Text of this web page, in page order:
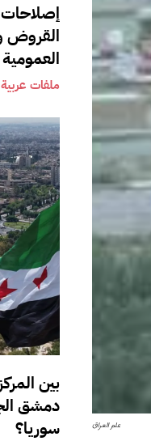
القروض
ملفات عربية
بين
دمشق
سوريا؟
علم العراق